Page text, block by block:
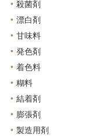
殺菌剤
漂白剤
甘味料
発色剤
着色料
糊料
結着剤
膨張剤
製造用剤